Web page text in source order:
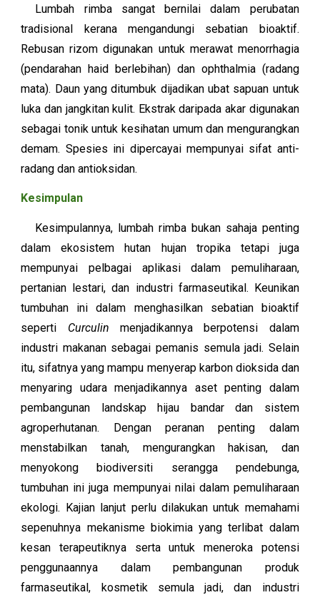
Lumbah rimba sangat bernilai dalam perubatan
tradisional kerana mengandungi sebatian bioaktif.
Rebusan rizom digunakan untuk merawat menorrhagia
(pendarahan haid berlebihan) dan ophthalmia (radang
mata). Daun yang ditumbuk dijadikan ubat sapuan untuk
luka dan jangkitan kulit. Ekstrak daripada akar digunakan
sebagai tonik untuk kesihatan umum dan mengurangkan
demam. Spesies ini dipercayai mempunyai sifat anti-
radang dan antioksidan.
Kesimpulan
Kesimpulannya, lumbah rimba bukan sahaja penting
dalam ekosistem hutan hujan tropika tetapi juga
mempunyai pelbagai aplikasi dalam pemuliharaan,
pertanian lestari, dan industri farmaseutikal. Keunikan
tumbuhan ini dalam menghasilkan sebatian bioaktif
seperti Curculin menjadikannya berpotensi dalam
industri makanan sebagai pemanis semula jadi. Selain
itu, sifatnya yang mampu menyerap karbon dioksida dan
menyaring udara menjadikannya aset penting dalam
pembangunan landskap hijau bandar dan sistem
agroperhutanan. Dengan peranan penting dalam
menstabilkan tanah, mengurangkan hakisan, dan
menyokong biodiversiti serangga pendebunga,
tumbuhan ini juga mempunyai nilai dalam pemuliharaan
ekologi. Kajian lanjut perlu dilakukan untuk memahami
sepenuhnya mekanisme biokimia yang terlibat dalam
kesan terapeutiknya serta untuk meneroka potensi
penggunaannya dalam pembangunan produk
farmaseutikal, kosmetik semula jadi, dan industri